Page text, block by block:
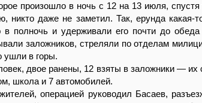
произошло в ночь с 12 на 13 июля,
никто даже не заметил. Так, ерунда какая-
полночь и удерживали его почти до
заложников, стреляли по отделам
ушли в горы.
двое ранены, 12 взяты в заложники — их
школа и 7 автомобилей.
операцией руководил Басаев,